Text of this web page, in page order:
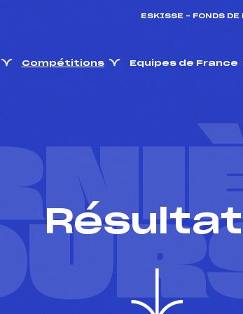
ESKISSE – FONDS DE
Compétitions Equipes de France